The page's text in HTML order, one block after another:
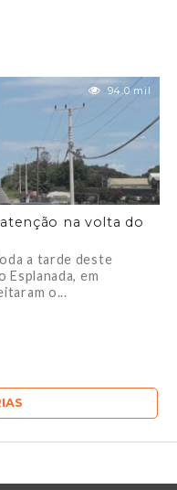
94.0 mil
na volta do
a tarde deste
Esplanada, em
o...